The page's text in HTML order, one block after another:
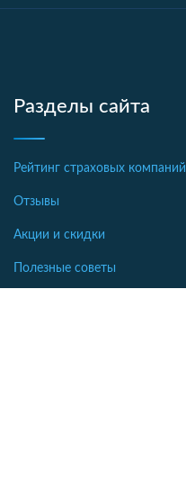
Разделы сайта
Рейтинг страховых компаний
Отзывы
Акции и скидки
Полезные советы